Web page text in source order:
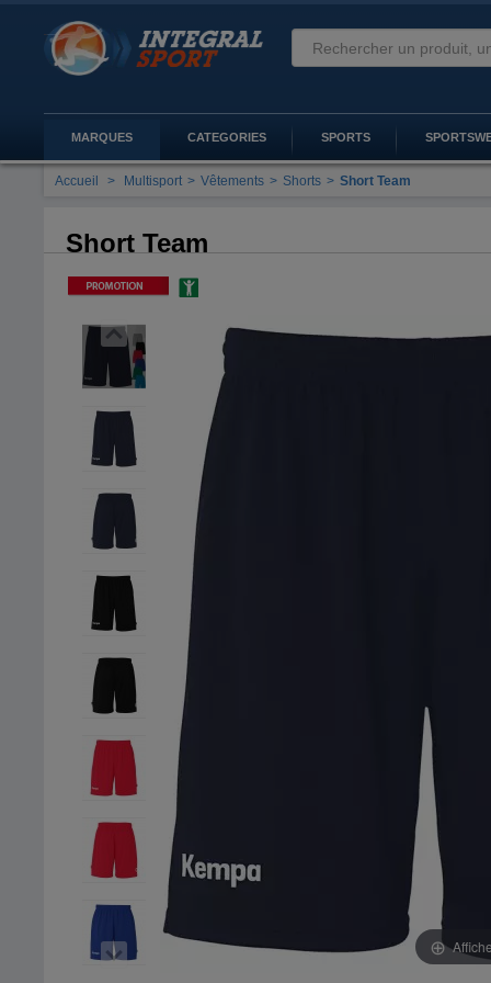
MARQUES CATEGORIES SPORTS
Accueil > Multisport > Vêtements > Shorts > Short Team
Short Team